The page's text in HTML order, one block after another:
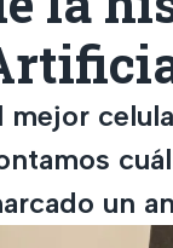
mejor
un